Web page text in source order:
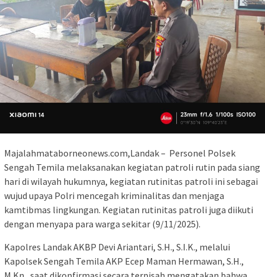
Majalahmataborneonews.com,Landak – Personel Polsek
Sengah Temila melaksanakan kegiatan patroli rutin pada siang
hari di wilayah hukumnya, kegiatan rutinitas patroli ini sebagai
wujud upaya Polri mencegah kriminalitas dan menjaga
kamtibmas lingkungan. Kegiatan rutinitas patroli juga diikuti
dengan menyapa para warga sekitar (9/11/2025).
Kapolres Landak AKBP Devi Ariantari, S.H., S.I.K., melalui
Kapolsek Sengah Temila AKP Ecep Maman Hermawan, S.H.,